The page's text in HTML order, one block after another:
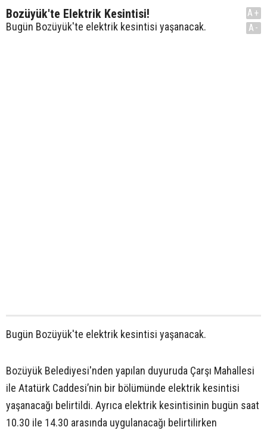
Bozüyük'te Elektrik Kesintisi!
Bugün Bozüyük'te elektrik kesintisi yaşanacak.
A+
A-
Bugün Bozüyük'te elektrik kesintisi yaşanacak.
Bozüyük Belediyesi'nden yapılan duyuruda Çarşı Mahallesi
ile Atatürk Caddesi’nin bir bölümünde elektrik kesintisi
yaşanacağı belirtildi. Ayrıca elektrik kesintisinin bugün saat
10.30 ile 14.30 arasında uygulanacağı belirtilirken